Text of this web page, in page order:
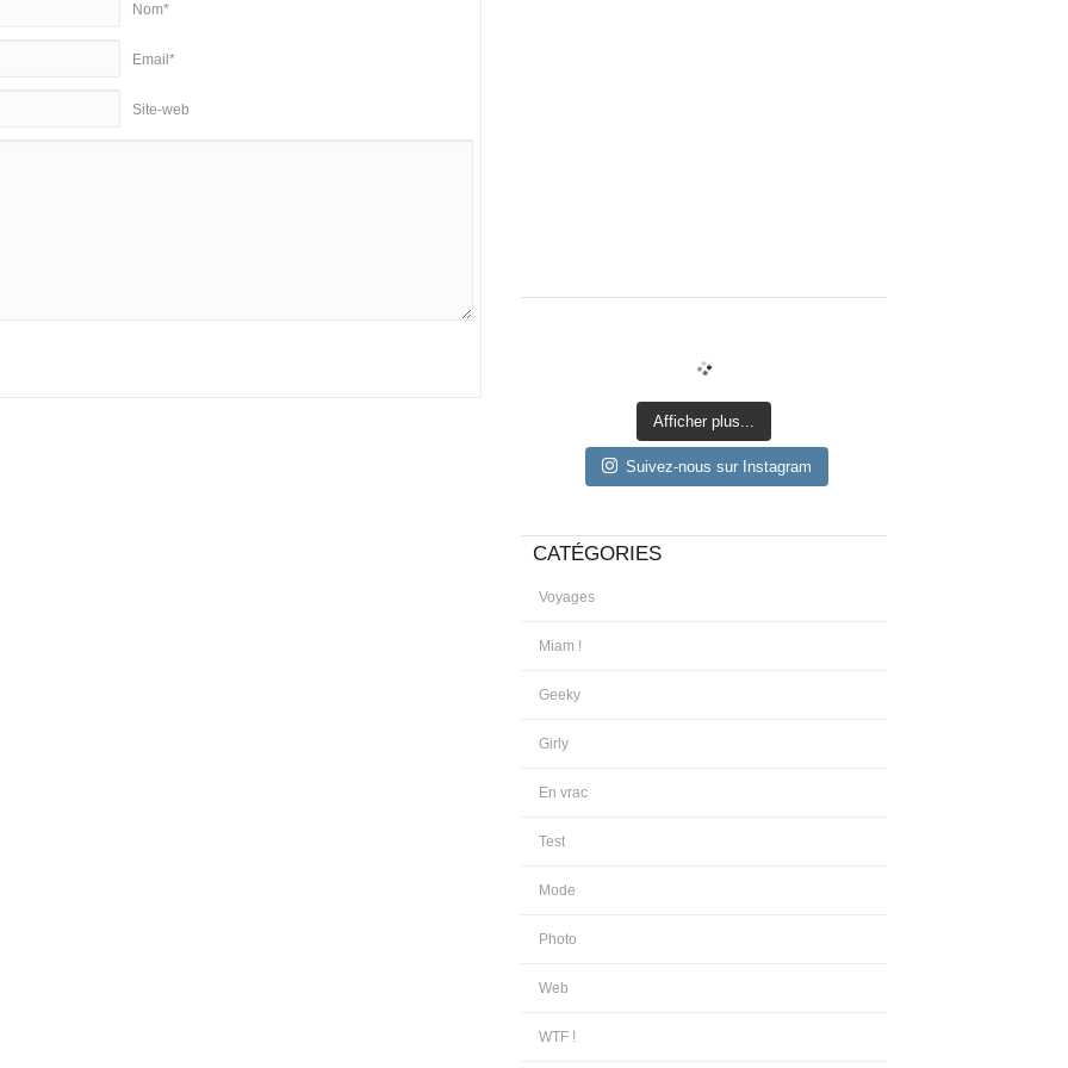
Nom*
Email*
Site-web
Afficher plus...
Suivez-nous sur Instagram
CATÉGORIES
Voyages
Miam !
Geeky
Girly
En vrac
Test
Mode
Photo
Web
WTF !